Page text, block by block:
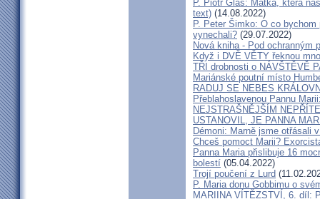
P. Piotr Glas: Matka, která
text) (14.08.2022)
P. Peter Šimko: O co
vynechali? (29.07.2022)
Nová kniha - Pod ochranným
Když i DVĚ VĚTY řeknou
TŘI drobnosti o NÁVŠTĚVĚ
Mariánské poutní místo
RADUJ SE NEBES
Přeblahoslavenou Pannu
NEJSTRAŠNĚJŠÍM
USTANOVIL, JE PANNA
Démoni: Marně jsme otřásali
Chceš pomoct Marii?
Panna Maria přislibuje 16
bolestí (05.04.2022)
Trojí poučení z Lurd
P. Maria donu Gobbimu o
MARIINA VÍTĚZSTVÍ, 6. díl: